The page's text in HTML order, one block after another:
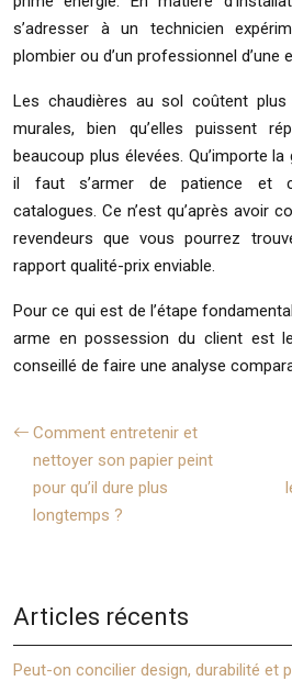
s’adresser à un technicien
plombier ou d’un professionnel d’une
Les chaudières au sol coûtent
murales, bien qu’elles puissent
beaucoup plus élevées. Qu’importe la
il faut s’armer de patience et
catalogues. Ce n’est qu’après avoir
revendeurs que vous pourrez
rapport qualité-prix enviable.
Pour ce qui est de l’étape
arme en possession du client est
conseillé de faire une analyse
Comment entretenir et
nettoyer son papier peint
pour qu’il dure plus
longtemps ?
Articles récents
Peut-on concilier design, durabilité et